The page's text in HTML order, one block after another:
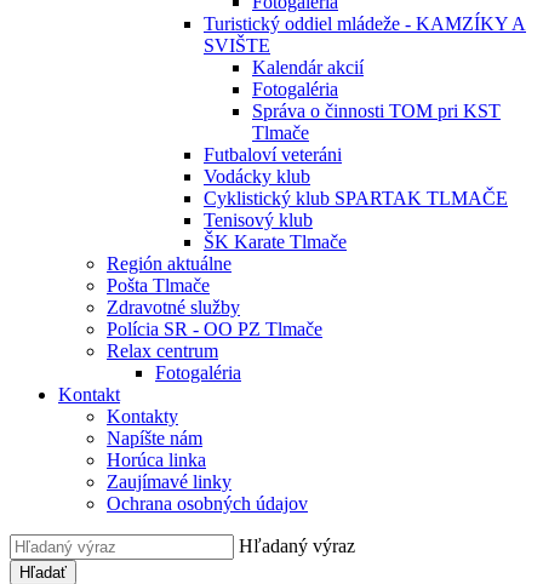
Turistický oddiel mládeže - KAMZÍKY A
SVIŠTE
Kalendár akcií
Fotogaléria
Správa o činnosti TOM pri KST
Tlmače
Futbaloví veteráni
Vodácky klub
Cyklistický klub SPARTAK TLMAČE
Tenisový klub
ŠK Karate Tlmače
Región aktuálne
Pošta Tlmače
Zdravotné služby
Polícia SR - OO PZ Tlmače
Relax centrum
Fotogaléria
Kontakt
Kontakty
Napíšte nám
Horúca linka
Zaujímavé linky
Ochrana osobných údajov
Hľadaný výraz
Hľadať